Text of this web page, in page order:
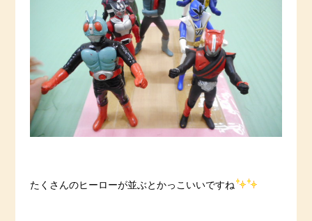
たくさんのヒーローが並ぶとかっこいいですね